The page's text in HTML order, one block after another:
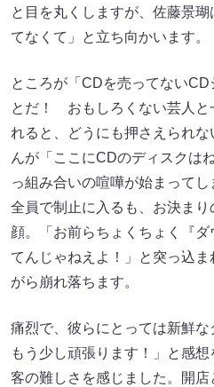
と目を丸くしますが、佐藤景
てなくて」と立ち向かいます。
ところが「CDを売ってない
とだ！ おもしろくない芸人と
れると、どうにも押さえられ
んが「ここにCDのディスクは
っ組み合いの喧嘩が始まって
全員で制止に入るも、お決ま
顔。「お前らちょくちょく『
てんじゃねえよ！」と突っ込
がら崩れ落ちます。
痛烈で、彼らにとっては新鮮
もう少し頑張ります！」と感
客の難しさを感じました。開